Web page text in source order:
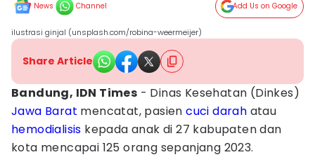
News Channel Add Us on Google
ilustrasi ginjal (unsplash.com/robina-weermeijer)
Share Article
Bandung, IDN Times - Dinas Kesehatan (Dinkes)
Jawa Barat mencatat, pasiencuci darah atau
hemodialisis kepada anak di 27 kabupaten dan
kota mencapai 125 orang sepanjang 2023.